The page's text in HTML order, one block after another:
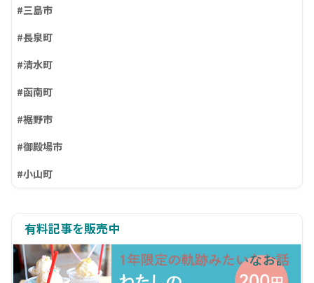
#三島市
#長泉町
#清水町
#函南町
#裾野市
#御殿場市
#小山町
有料記事を販売中